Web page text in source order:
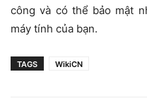
công và có thể bảo mật
máy tính của bạn.
TAGS WikiCN